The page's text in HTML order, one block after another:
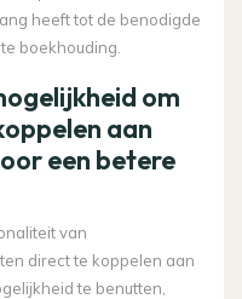
heeft tot de benodigde
boekhouding.
om
aan
een betere
van
direct te koppelen aan
te benutten,